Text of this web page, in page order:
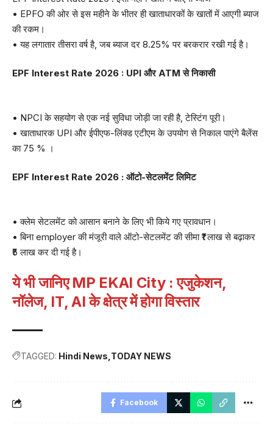
• EPFO की ओर से इस महीने के भीतर ही खाताधारकों के खातों में आएगी ब्याज
की रकम।
• यह लगातार तीसरा वर्ष है, जब ब्याज दर 8.25% पर बरकरार रखी गई है।
EPF Interest Rate 2026 : UPI और ATM से निकासी
• NPCI के सहयोग से एक नई सुविधा जोड़ी जा रही है, टेस्टिंग पूरी।
• खाताधारक UPI और ईपीएफ-लिंक्ड एटीएम के उपयोग से निकाल पाएंगे बैलेंस
का 75 % ।
EPF Interest Rate 2026 : ऑटो-सेटलमेंट लिमिट
• क्लेम सेटलमेंट को आसान बनाने के लिए भी किये गए प्रावधान।
• बिना employer की मंजूरी वाले ऑटो-सेटलमेंट की सीमा ₹1 लाख से बढ़ाकर
₹5 लाख कर दी गई है।
ये भी जानिएMP EKAI City : एजुकेशन,
नॉलेज, IT, AI के क्षेत्र में होगा विस्तार
TAGGED: Hindi News TODAY NEWS
Facebook